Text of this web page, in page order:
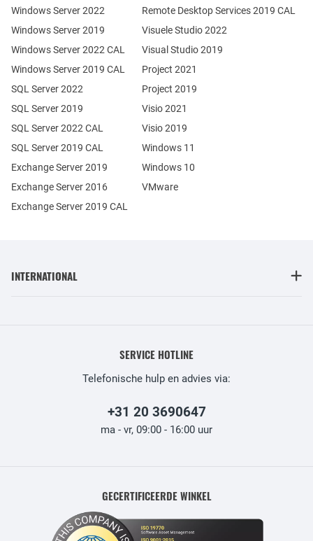
Windows Server 2022
Windows Server 2019
Exchange Server 2019
Exchange Server 2016
SQL Server 2022
SQL Server 2019
Windows Server 2022 CAL
Windows Server 2019 CAL
SQL Server 2022 CAL
SQL Server 2019 CAL
Remote Desktop Services 2019 CAL
Exchange Server 2019 CAL
Visuele Studio 2022
Visual Studio 2019
Project 2021
Project 2019
Visio 2021
Visio 2019
Windows 11
Windows 10
VMware
INTERNATIONAL
SERVICE HOTLINE
Telefonische hulp en advies via:
+31 20 3690647
ma - vr, 09:00 - 16:00 uur
GECERTIFICEERDE WINKEL